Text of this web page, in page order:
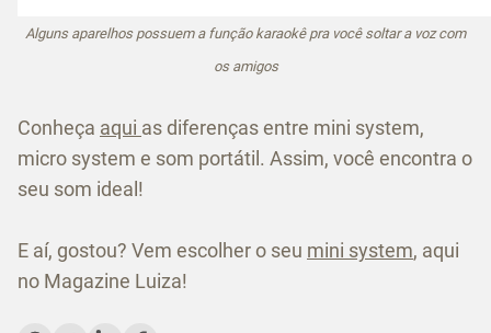
Alguns aparelhos possuem a função karaokê pra você soltar a voz com
os amigos
Conheça aqui as diferenças entre mini system,
micro system e som portátil. Assim, você encontra o
seu som ideal!
E aí, gostou? Vem escolher o seu mini system, aqui
no Magazine Luiza!